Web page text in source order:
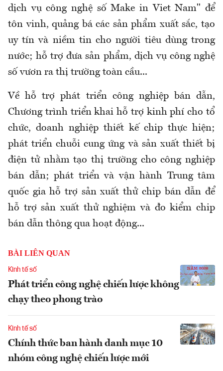
dịch vụ công nghệ số Make in Viet Nam" để
tôn vinh, quảng bá các sản phẩm xuất sắc, tạo
uy tín và niềm tin cho người tiêu dùng trong
nước; hỗ trợ đưa sản phẩm, dịch vụ công nghệ
số vươn ra thị trường toàn cầu...
Về hỗ trợ phát triển công nghiệp bán dẫn,
Chương trình triển khai hỗ trợ kinh phí cho tổ
chức, doanh nghiệp thiết kế chip thực hiện;
phát triển chuỗi cung ứng và sản xuất thiết bị
điện tử nhằm tạo thị trường cho công nghiệp
bán dẫn; phát triển và vận hành Trung tâm
quốc gia hỗ trợ sản xuất thử chip bán dẫn để
hỗ trợ sản xuất thử nghiệm và đo kiểm chip
bán dẫn thông qua hoạt động...
BÀI LIÊN QUAN
Kinh tế số
Phát triển công nghệ chiến lược không
chạy theo phong trào
Kinh tế số
Chính thức ban hành danh mục 10
nhóm công nghệ chiến lược mới